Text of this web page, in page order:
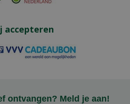
accepteren
ontvangen? Meld je aan!